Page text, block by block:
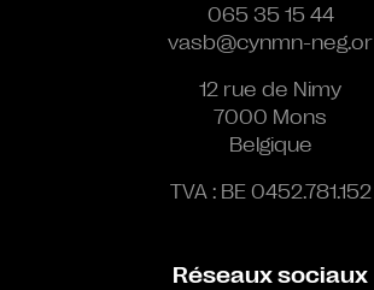
065 35 15 44
vasb@cynmn-neg.or
12 rue de Nimy
7000 Mons
Belgique
TVA : BE 0452.781.152
Réseaux sociaux